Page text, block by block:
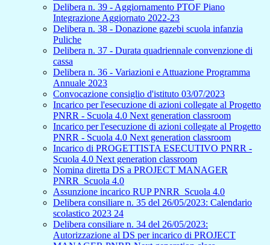
Delibera n. 39 - Aggiornamento PTOF Piano
Integrazione Aggiornato 2022-23
Delibera n. 38 - Donazione gazebi scuola infanzia
Puliche
Delibera n. 37 - Durata quadriennale convenzione di
cassa
Delibera n. 36 - Variazioni e Attuazione Programma
Annuale 2023
Convocazione consiglio d'istituto 03/07/2023
Incarico per l'esecuzione di azioni collegate al Progetto
PNRR - Scuola 4.0 Next generation classroom
Incarico per l'esecuzione di azioni collegate al Progetto
PNRR - Scuola 4.0 Next generation classroom
Incarico di PROGETTISTA ESECUTIVO PNRR -
Scuola 4.0 Next generation classroom
Nomina diretta DS a PROJECT MANAGER
PNRR_Scuola 4.0
Assunzione incarico RUP PNRR_Scuola 4.0
Delibera consiliare n. 35 del 26/05/2023: Calendario
scolastico 2023 24
Delibera consiliare n. 34 del 26/05/2023:
Autorizzazione al DS per incarico di PROJECT